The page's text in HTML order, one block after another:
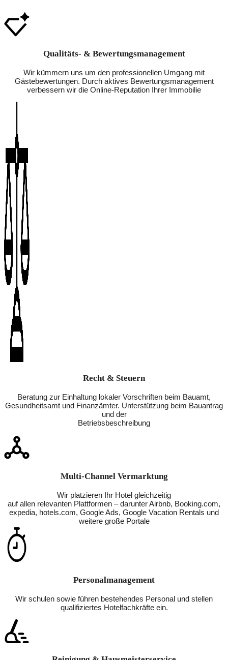
Qualitäts- & Bewertungsmanagement
Wir kümmern uns um den professionellen Umgang mit
Gästebewertungen. Durch aktives Bewertungsmanagement
verbessern wir die Online-Reputation Ihrer Immobilie
Recht & Steuern
Beratung zur Einhaltung lokaler Vorschriften beim Bauamt,
Gesundheitsamt und Finanzämter. Unterstützung beim Bauantrag
und der
Betriebsbeschreibung
Multi-Channel Vermarktung
Wir platzieren Ihr Hotel gleichzeitig
auf allen relevanten Plattformen – darunter Airbnb, Booking.com,
expedia, hotels.com, Google Ads, Google Vacation Rentals und
weitere große Portale
Personalmanagement
Wir schulen sowie führen bestehendes Personal und stellen
qualifiziertes Hotelfachkräfte ein.